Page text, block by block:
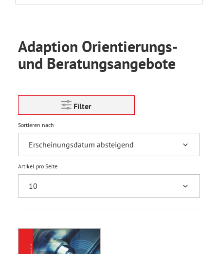
Adaption Orientierungs-
und Beratungsangebote
Filter
Sortieren nach
Artikel pro Seite